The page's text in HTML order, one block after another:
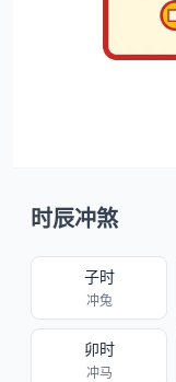
时辰冲煞
子时
冲兔
卯时
冲马